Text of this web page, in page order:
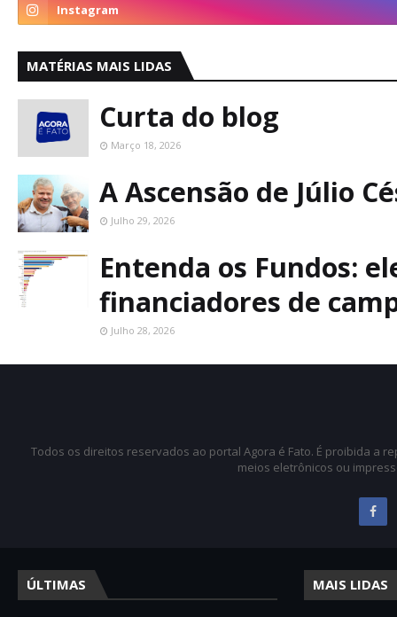
MATÉRIAS MAIS LIDAS
Curta do blog
Março 18, 2026
A Ascensão de Júlio
Julho 29, 2026
Entenda os Fundos:
financiadores de
Julho 28, 2026
Todos os direitos reservados ao portal Agora é Fato. É proibida a
meios eletrônicos ou
ÚLTIMAS MAIS LIDAS